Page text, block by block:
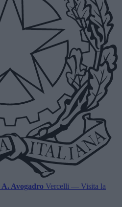
A. Avogadro Vercelli — Visita la